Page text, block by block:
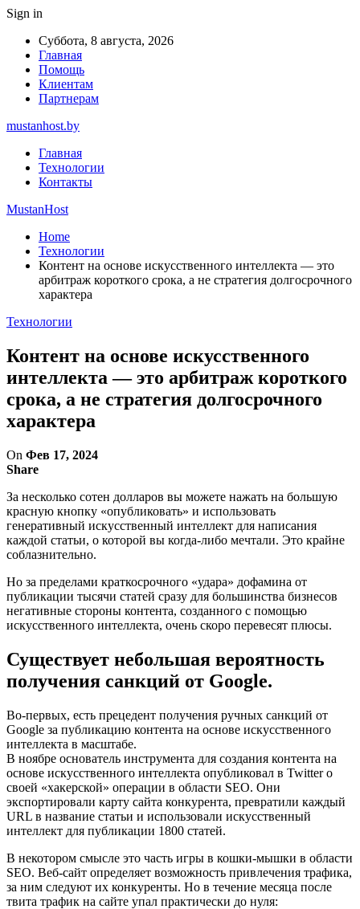
Sign in
Суббота, 8 августа, 2026
Главная
Помощь
Клиентам
Партнерам
mustanhost.by
Главная
Технологии
Контакты
MustanHost
Home
Технологии
Контент на основе искусственного интеллекта — это
арбитраж короткого срока, а не стратегия долгосрочного
характера
Технологии
Контент на основе искусственного
интеллекта — это арбитраж короткого
срока, а не стратегия долгосрочного
характера
On Фев 17, 2024
Share
За несколько сотен долларов вы можете нажать на большую
красную кнопку «опубликовать» и использовать
генеративный искусственный интеллект для написания
каждой статьи, о которой вы когда-либо мечтали. Это крайне
соблазнительно.
Но за пределами краткосрочного «удара» дофамина от
публикации тысячи статей сразу для большинства бизнесов
негативные стороны контента, созданного с помощью
искусственного интеллекта, очень скоро перевесят плюсы.
Существует небольшая вероятность
получения санкций от Google.
Во-первых, есть прецедент получения ручных санкций от
Google за публикацию контента на основе искусственного
интеллекта в масштабе.
В ноябре основатель инструмента для создания контента на
основе искусственного интеллекта опубликовал в Twitter о
своей «хакерской» операции в области SEO. Они
экспортировали карту сайта конкурента, превратили каждый
URL в название статьи и использовали искусственный
интеллект для публикации 1800 статей.
В некотором смысле это часть игры в кошки-мышки в области
SEO. Веб-сайт определяет возможность привлечения трафика,
за ним следуют их конкуренты. Но в течение месяца после
твита трафик на сайте упал практически до нуля: